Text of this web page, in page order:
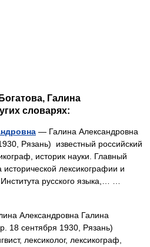
Галина
словарях:
— Галина Александровна
Рязань) известный российский
историк науки. Главный
лексикографии и
русского языка,… …
Александровна Галина
18 сентября 1930, Рязань)
лексиколог, лексикограф,